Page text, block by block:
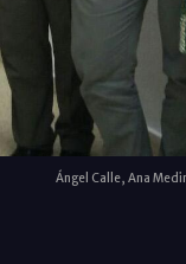
Ángel Calle, Ana